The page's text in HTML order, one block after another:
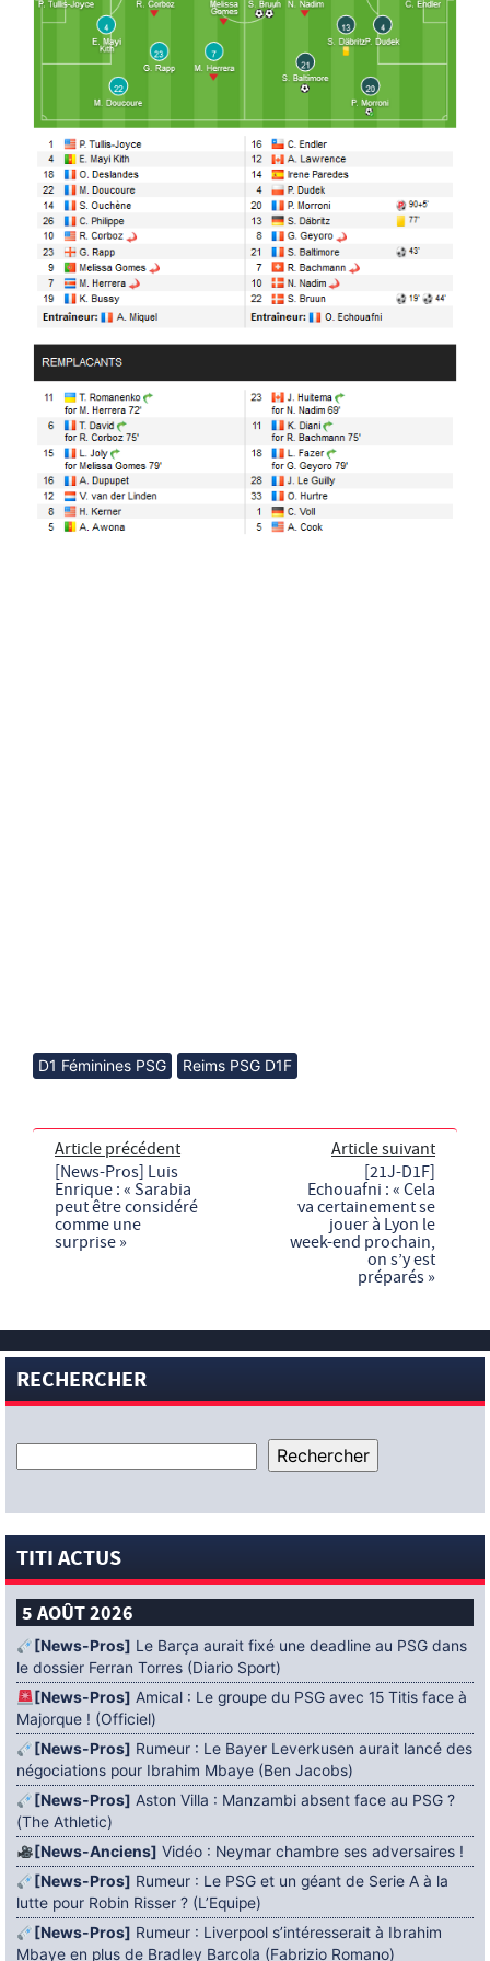
D1 Féminines PSG Reims PSG D1F
Article précédent
[News-Pros] Luis
Enrique : « Sarabia
peut être considéré
comme une
surprise »
Article suivant
[21J-D1F]
Echouafni : « Cela
va certainement se
jouer à Lyon le
week-end prochain,
on s’y est
préparés »
RECHERCHER
TITI ACTUS
5 AOÛT 2026
[News-Pros] Le Barça aurait fixé une deadline au PSG dans
le dossier Ferran Torres (Diario Sport)
[News-Pros] Amical : Le groupe du PSG avec 15 Titis face à
Majorque ! (Officiel)
[News-Pros] Rumeur : Le Bayer Leverkusen aurait lancé des
négociations pour Ibrahim Mbaye (Ben Jacobs)
[News-Pros] Aston Villa : Manzambi absent face au PSG ?
(The Athletic)
[News-Anciens] Vidéo : Neymar chambre ses adversaires !
[News-Pros] Rumeur : Le PSG et un géant de Serie A à la
lutte pour Robin Risser ? (L’Equipe)
[News-Pros] Rumeur : Liverpool s’intéresserait à Ibrahim
Mbaye en plus de Bradley Barcola (Fabrizio Romano)